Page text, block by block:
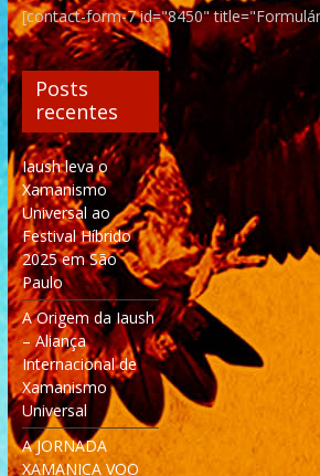
[contact-form-7 id="8450"
Posts
recentes
Iaush leva o
Xamanismo
Universal ao
Festival Híbrido
2025 em São
Paulo
A Origem da Iaush
– Aliança
Internacional de
Xamanismo
Universal
A JORNADA
XAMANICA VOO